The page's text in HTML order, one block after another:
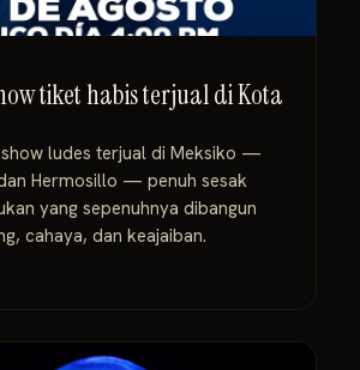
tiket habis terjual di Kota
ludes terjual di Meksiko —
Hermosillo — penuh sesak
yang sepenuhnya dibangun
cahaya, dan keajaiban.